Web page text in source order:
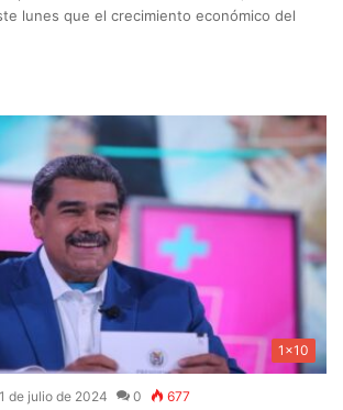
lunes que el crecimiento económico del
1x10
1 de julio de 2024 0 677